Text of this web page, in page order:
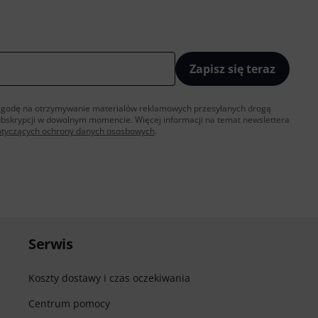
Zapisz się teraz
na otrzymywanie materialów reklamowych przesyłanych drogą
w dowolnym momencie. Więcej informacji na temat newslettera
ochrony danych ososbowych.
Serwis
Koszty dostawy i czas oczekiwania
Centrum pomocy